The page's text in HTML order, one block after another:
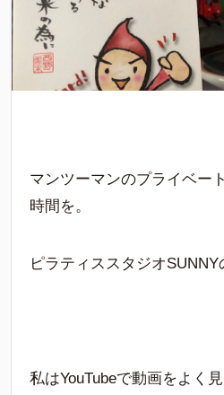
マンツーマンのプライベー
時間を。
ピラティススタジオSUNNY
私はYouTubeで動画をよく